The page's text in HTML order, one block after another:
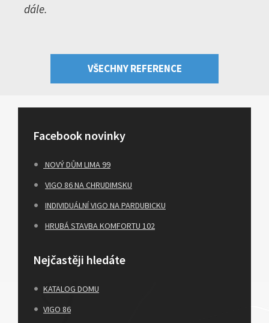
dále.
VŠECHNY REFERENCE
Facebook novinky
NOVÝ DŮM LIMA 99
VIGO 86 NA CHRUDIMSKU
INDIVIDUÁLNÍ VIGO NA PARDUBICKU
HRUBÁ STAVBA KOMFORTU 102
Nejčastěji hledáte
KATALOG DOMU
VIGO 86